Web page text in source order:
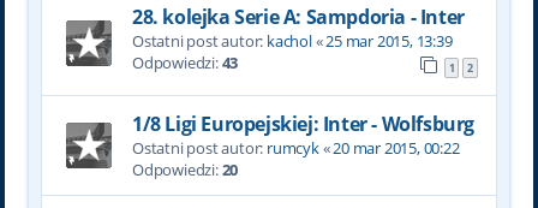
28. kolejka Serie A: Sampdoria - Inter
Ostatni post autor: kachol«25 mar 2015, 13:39
Odpowiedzi:43 1 2
1/8 Ligi Europejskiej: Inter - Wolfsburg
Ostatni post autor: rumcyk«20 mar 2015, 00:22
Odpowiedzi:20